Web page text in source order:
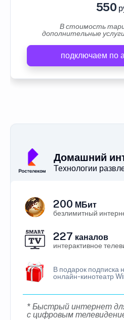
550
В стоимость
дополнительные
подключаем по
Домашний
Технологии
200 МБит
безлимитный
227 каналов
интерактивное
В подарок подписка
онлайн-кинотеатр
* Быстрый интернет
с цифровым